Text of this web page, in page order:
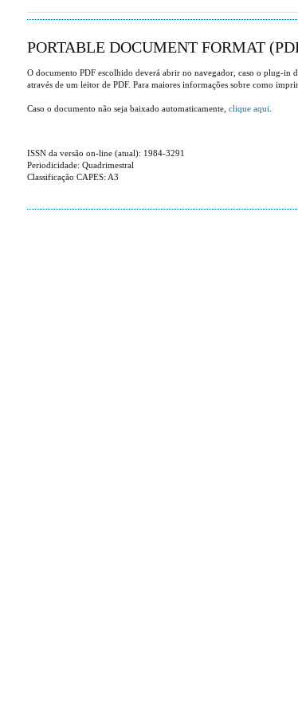
PORTABLE DOCUMENT FORMAT
O documento PDF escolhido deverá abrir no navegador, caso o plug-in
através de um leitor de PDF. Para maiores informações sobre como
Caso o documento não seja baixado automaticamente, clique aqui
ISSN da versão on-line (atual): 1984-3291
Periodicidade: Quadrimestral
Classificação CAPES: A3